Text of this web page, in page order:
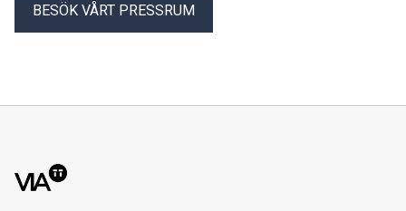
BESÖK VÅRT PRESSRUM